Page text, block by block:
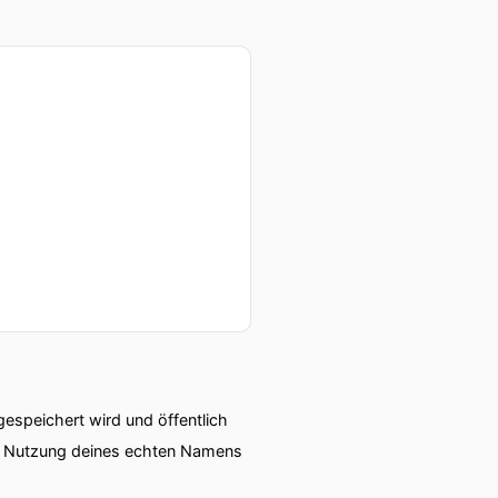
AI literacy und den
wird und öffentlich
deines echten Namens